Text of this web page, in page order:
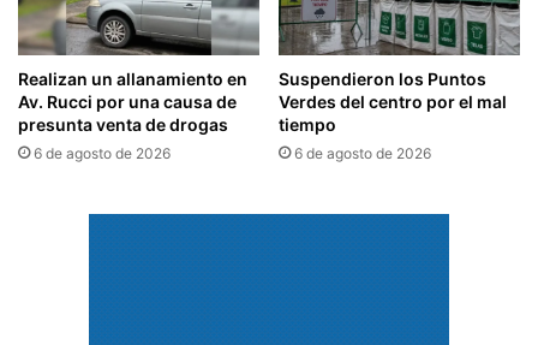
Realizan un allanamiento en
Av. Rucci por una causa de
presunta venta de drogas
6 de agosto de 2026
Suspendieron los Puntos
Verdes del centro por el mal
tiempo
6 de agosto de 2026